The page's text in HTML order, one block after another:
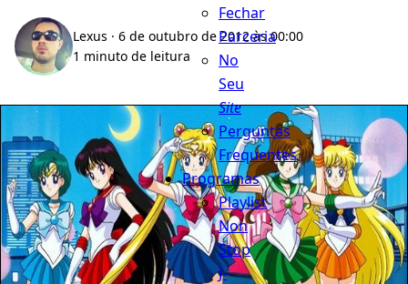
Fechar
Parceria
No
Seu
Site
Perguntas
Frequentes
Programas
Playlist
Non
Stop
J-
Lexus · 6 de outubro de 2012 às 00:00
1 minuto de leitura